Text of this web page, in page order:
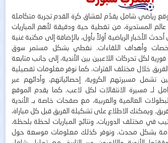
رياضي شامل يقدّم لعشاق كرة القدم تجربة متكاملة
المستديرة، من تغطية حية ودقيقة لأهم المباريات
الأخبار الرياضية أولاً بأول، بالإضافة إلى مكتبة غنية
وأهداف اللقاءات. نغطي بشكل مستمر سوق
لكل تحركات اللاعبين بين الأندية، إلى جانب متابعة
الفريق خلال مختلف الفترات. كما نوفر معلومات تفصيلية
تشمل مسيرتهم الكروية، إحصائياتهم، وأدائهم عبر
لـ مسيرة الانتقالات لكل لاعب. كما يقدم الموقع
العالمية والعربية، مع صفحات خاصة بـ الأندية
ويمكنك الاطلاع على تشكيلة الفريق قبل كل مباراة،
في مختلف الدوريات، ونتائج المباريات لحظة بلحظة،
بشكل محدث. ونوفر كذلك معلومات موسعة حول